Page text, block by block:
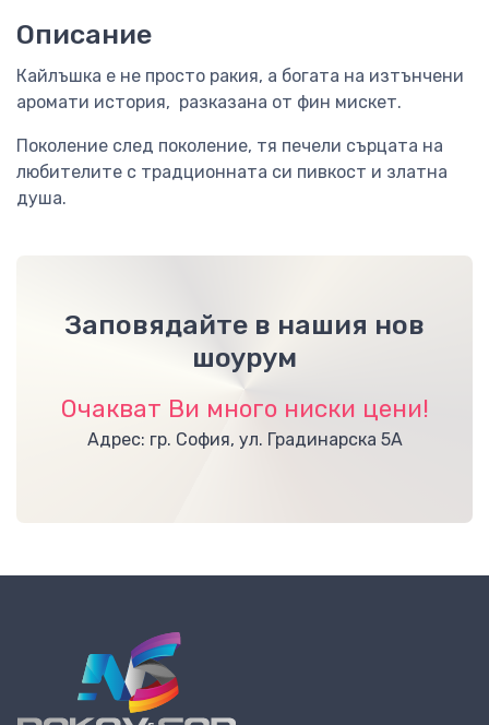
Описание
Кайлъшка е не просто ракия, а богата на изтънчени
аромати история, разказана от фин мискет.
Поколение след поколение, тя печели сърцата на
любителите с традционната си пивкост и златна
душа.
Заповядайте в нашия нов
шоурум
Очакват Ви много ниски цени!
Адрес: гр. София, ул. Градинарска 5А